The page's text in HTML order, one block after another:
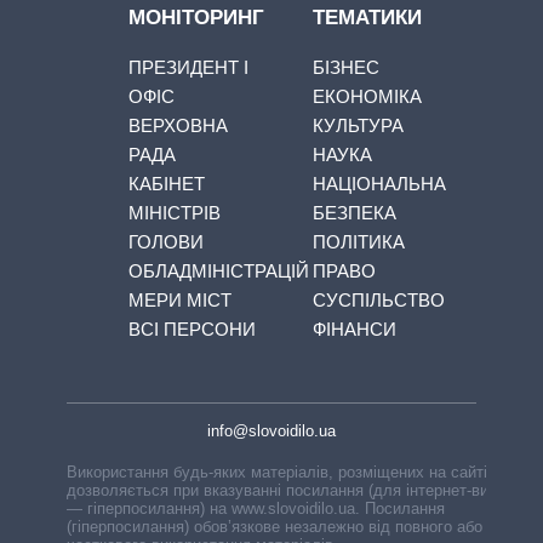
МОНІТОРИНГ
ПРЕЗИДЕНТ І
ОФІС
ВЕРХОВНА
РАДА
КАБІНЕТ
МІНІСТРІВ
ГОЛОВИ
ОБЛАДМІНІСТРАЦІЙ
МЕРИ МІСТ
ВСІ ПЕРСОНИ
ТЕМАТИКИ
БІЗНЕС
ЕКОНОМІКА
КУЛЬТУРА
НАУКА
НАЦІОНАЛЬНА
БЕЗПЕКА
ПОЛІТИКА
ПРАВО
СУСПІЛЬСТВО
ФІНАНСИ
info@slovoidilo.ua
Використання будь-яких матеріалів, розміщених на сайті,
дозволяється при вказуванні посилання (для інтернет-видань
— гіперпосилання) на www.slovoidilo.ua. Посилання
(гіперпосилання) обов’язкове незалежно від повного або